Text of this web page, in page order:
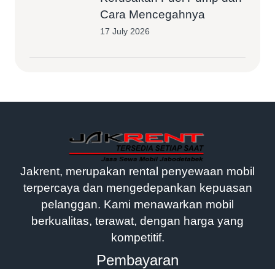
Cara Mencegahnya
17 July 2026
Jakrent, merupakan rental penyewaan mobil
terpercaya dan mengedepankan kepuasan
pelanggan. Kami menawarkan mobil
berkualitas, terawat, dengan harga yang
kompetitif.
Pembayaran